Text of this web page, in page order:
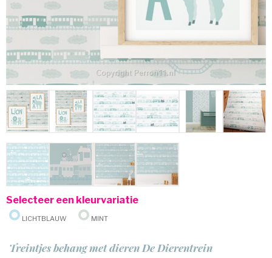
Selecteer een kleurvariatie
Lichtblauw
Mint
Treintjes behang met dieren De Dierentrein